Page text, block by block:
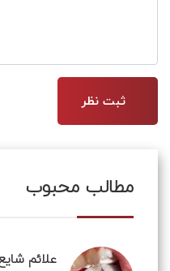
مطالب محبوب
علائم